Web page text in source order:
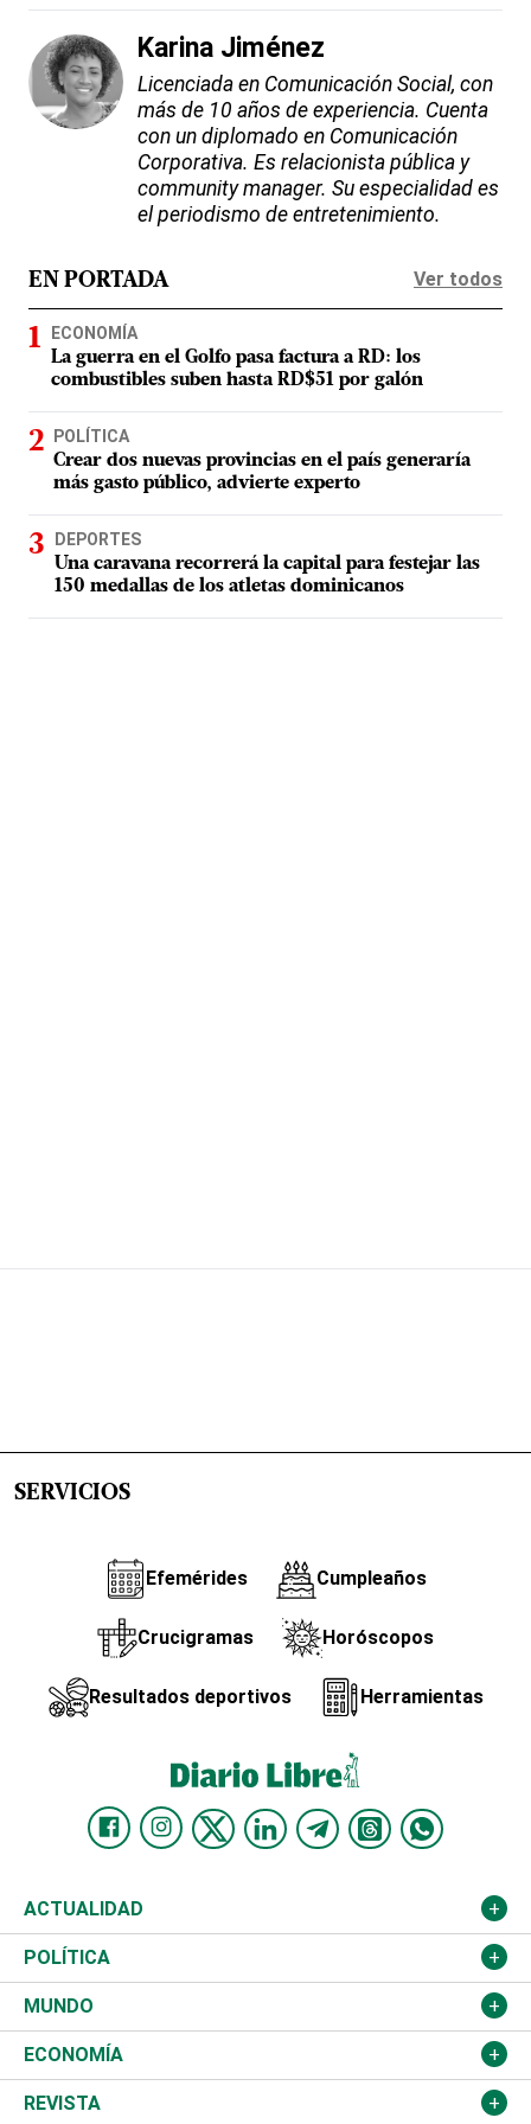
Karina Jiménez
Licenciada en Comunicación Social, con
más de 10 años de experiencia. Cuenta
con un diplomado en Comunicación
Corporativa. Es relacionista pública y
community manager. Su especialidad es
el periodismo de entretenimiento.
EN PORTADA Ver todos
ECONOMÍA
La guerra en el Golfo pasa factura a RD: los
combustibles suben hasta RD$51 por galón
POLÍTICA
Crear dos nuevas provincias en el país generaría
más gasto público, advierte experto
DEPORTES
Una caravana recorrerá la capital para festejar las
150 medallas de los atletas dominicanos
SERVICIOS
Efemérides Cumpleaños
Crucigramas Horóscopos
Resultados deportivos Herramientas
ACTUALIDAD
Nacional
Ciudad
Educación
Salud
POLÍTICA
Partidos
JCE
TSE
MUNDO
Estados Unidos
América Latina
ECONOMÍA
Finanzas
REVISTA